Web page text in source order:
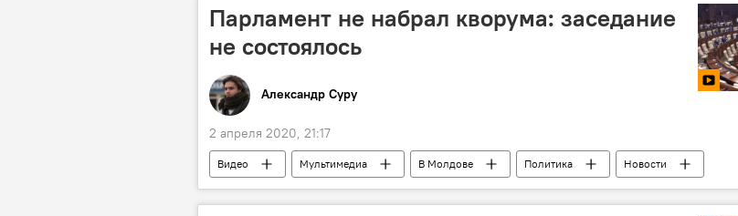
Парламент не набрал кворума: заседание
не состоялось
Александр Суру
2 апреля 2020, 21:17
Видео Мультимедиа В Молдове Политика
Новости
Коронавирус